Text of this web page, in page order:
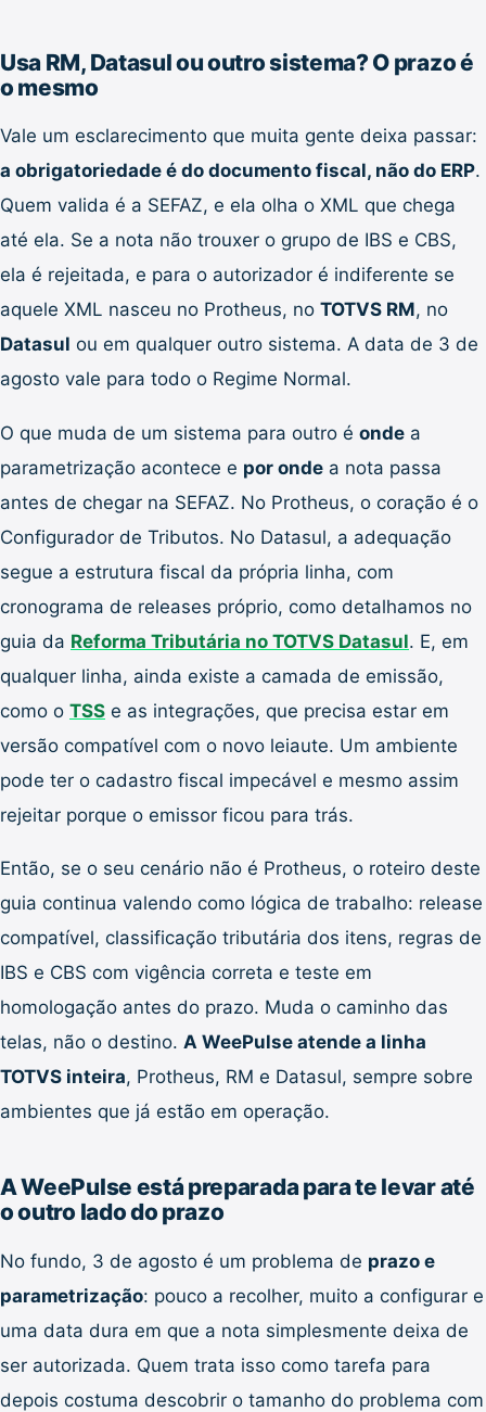
Usa RM, Datasul ou outro sistema? O prazo é
o mesmo
Vale um esclarecimento que muita gente deixa passar:
a obrigatoriedade é do documento fiscal, não do ERP.
Quem valida é a SEFAZ, e ela olha o XML que chega
até ela. Se a nota não trouxer o grupo de IBS e CBS,
ela é rejeitada, e para o autorizador é indiferente se
aquele XML nasceu no Protheus, no TOTVS RM, no
Datasul ou em qualquer outro sistema. A data de 3 de
agosto vale para todo o Regime Normal.
O que muda de um sistema para outro é onde a
parametrização acontece e por onde a nota passa
antes de chegar na SEFAZ. No Protheus, o coração é o
Configurador de Tributos. No Datasul, a adequação
segue a estrutura fiscal da própria linha, com
cronograma de releases próprio, como detalhamos no
guia da Reforma Tributária no TOTVS Datasul. E, em
qualquer linha, ainda existe a camada de emissão,
como o TSS e as integrações, que precisa estar em
versão compatível com o novo leiaute. Um ambiente
pode ter o cadastro fiscal impecável e mesmo assim
rejeitar porque o emissor ficou para trás.
Então, se o seu cenário não é Protheus, o roteiro deste
guia continua valendo como lógica de trabalho: release
compatível, classificação tributária dos itens, regras de
IBS e CBS com vigência correta e teste em
homologação antes do prazo. Muda o caminho das
telas, não o destino. A WeePulse atende a linha
TOTVS inteira, Protheus, RM e Datasul, sempre sobre
ambientes que já estão em operação.
A WeePulse está preparada para te levar até
o outro lado do prazo
No fundo, 3 de agosto é um problema de prazo e
parametrização: pouco a recolher, muito a configurar e
uma data dura em que a nota simplesmente deixa de
ser autorizada. Quem trata isso como tarefa para
depois costuma descobrir o tamanho do problema com